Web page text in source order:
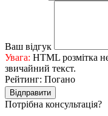
Ваш відгук
Увага: HTML розмітка
звичайний текст.
Рейтинг: Погано
Відправити
Потрібна консультація?